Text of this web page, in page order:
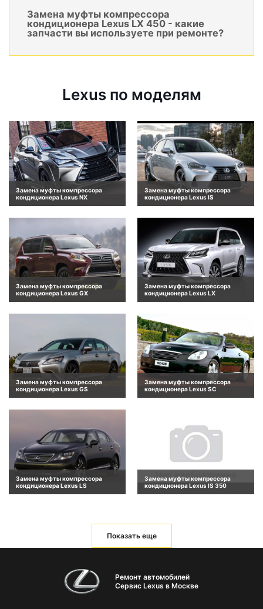
Замена муфты компрессора
кондиционера Lexus LX 450 - какие
запчасти вы используете при ремонте?
Lexus по моделям
Замена муфты компрессора
кондиционера Lexus NX
Замена муфты компрессора
кондиционера Lexus IS
Замена муфты компрессора
кондиционера Lexus GX
Замена муфты компрессора
кондиционера Lexus LX
Замена муфты компрессора
кондиционера Lexus GS
Замена муфты компрессора
кондиционера Lexus SC
Замена муфты компрессора
кондиционера Lexus LS
Замена муфты компрессора
кондиционера Lexus IS 350
Показать еще
Ремонт автомобилей
Сервис Lexus в Москве